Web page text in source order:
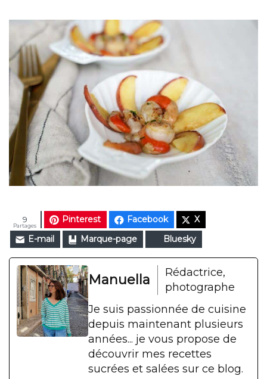
Pinterest Facebook
X
E-mail
Marque-page Bluesky
Partages
9
Manuella
Rédactrice,
photographe
Je suis passionnée de cuisine
depuis maintenant plusieurs
années... je vous propose de
découvrir mes recettes
sucrées et salées sur ce blog.